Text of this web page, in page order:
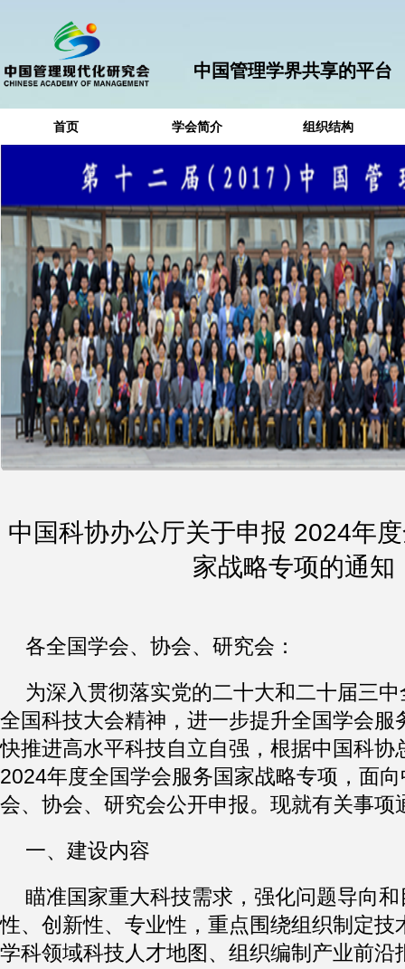
中国管理学界共享的平台
首页 学会简介 组织结构
中国科协办公厅关于申报 2024年
家战略专项的通知
各全国学会、协会、研究会：
为深入贯彻落实党的二十大和二十届三
全国科技大会精神，进一步提升全国学会服
快推进高水平科技自立自强，根据中国科协
2024年度全国学会服务国家战略专项，面
会、协会、研究会公开申报。现就有关事项
一、建设内容
瞄准国家重大科技需求，强化问题导向
性、创新性、专业性，重点围绕组织制定技
学科领域科技人才地图、组织编制产业前沿